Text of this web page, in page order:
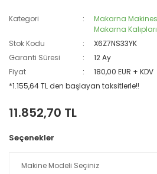
Kategori Makarna
Makarna Kalıpları
Stok Kodu
X6Z7NS33YK
Garanti Süresi
12 Ay
Fiyat
180,00 EUR + KDV
*1.155,64 TL den başlayan taksitlerle!!
11.852,70 TL
Seçenekler